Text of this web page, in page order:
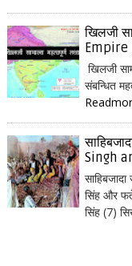
खिलजी
खिलजी
संबन्धित
Singh
सिंह और
सिंह (7)